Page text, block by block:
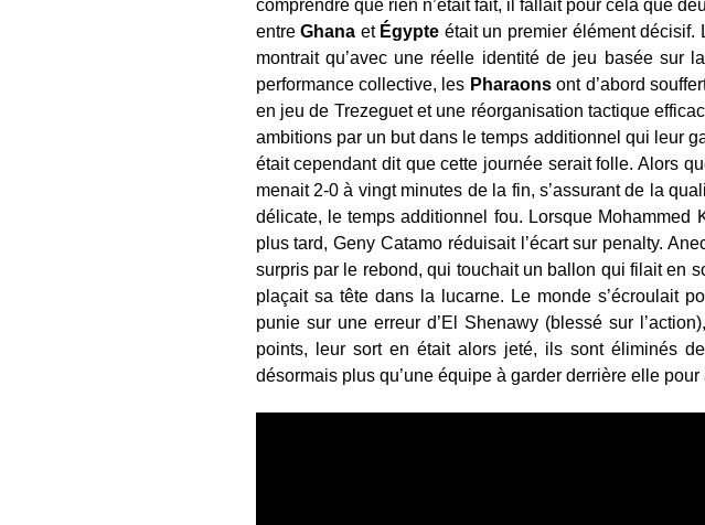
comprendre que rien n’était fait, il fallait pour cela que
entreGhana et Égypte était un premier élément
montrait qu’avec une réelle identité de jeu basée sur
performance collective, les Pharaonsont d’abord
en jeu de Trezeguet et une réorganisation tactique
ambitions par un but dans le temps additionnel qui leur
était cependant dit que cette journée serait folle. Alors
menait 2-0 à vingt minutes de la fin, s’assurant de la
délicate, le temps additionnel fou. Lorsque Mohammed
plus tard, Geny Catamo réduisait l’écart sur penalty.
surpris par le rebond, qui touchait un ballon qui filait en
plaçait sa tête dans la lucarne. Le monde s’écroulait
punie sur une erreur d’El Shenawy (blessé sur
points, leur sort en était alors jeté, ils sont éliminés
désormais plus qu’une équipe à garder derrière elle